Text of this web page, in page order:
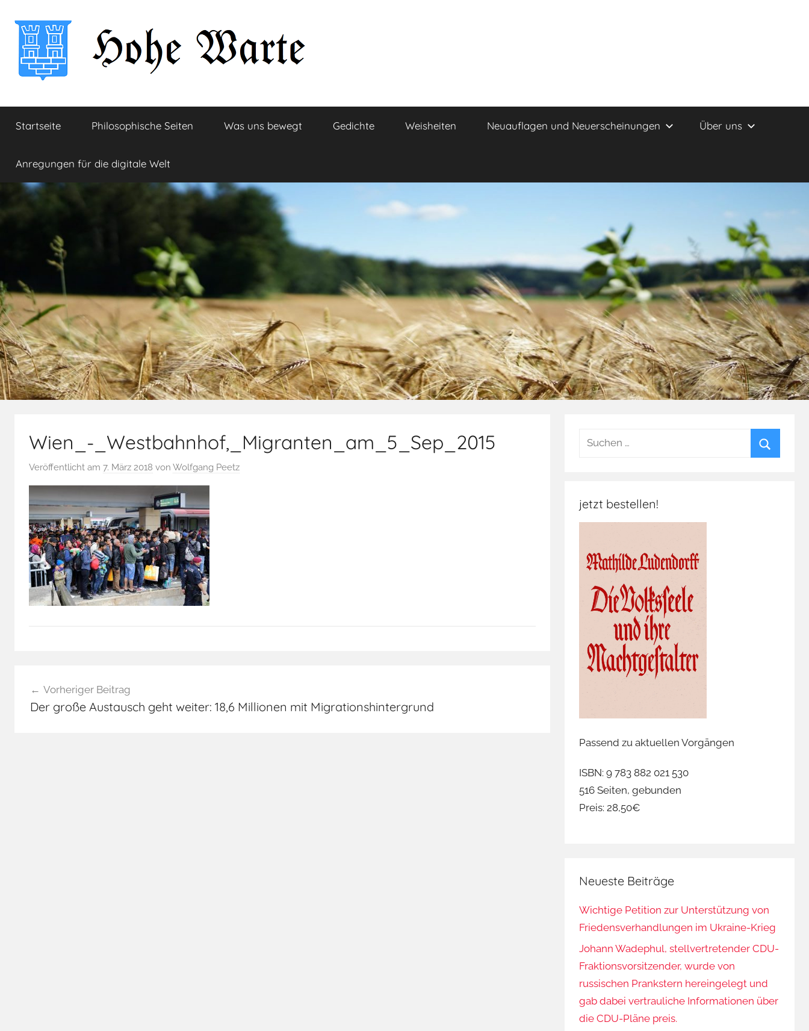
Inhalt
springen
Hohe
Warte
Startseite Philosophische Seiten Was uns bewegt Gedichte Weisheiten Neuauflagen und Neuerscheinungen Über uns
Anregungen für die digitale Welt
Wien_-_Westbahnhof,_Migranten_am_5_Sep_2015
Veröffentlicht am 7. März 2018 von Wolfgang Peetz
Vorheriger Beitrag
Der große Austausch geht weiter: 18,6 Millionen mit Migrationshintergrund
Suchen
jetzt bestellen!
Passend zu aktuellen Vorgängen
ISBN: 9 783 882 021 530
516 Seiten, gebunden
Preis: 28,50€
Neueste Beiträge
Wichtige Petition zur Unterstützung von
Friedensverhandlungen im Ukraine-Krieg
Johann Wadephul, stellvertretender CDU-
Fraktionsvorsitzender, wurde von
russischen Prankstern hereingelegt und
gab dabei vertrauliche Informationen über
die CDU-Pläne preis.